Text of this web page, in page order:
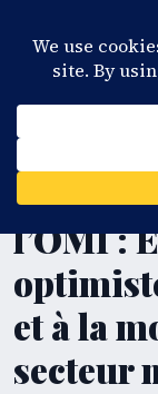
34e
l’OMI :
et à la
secteur